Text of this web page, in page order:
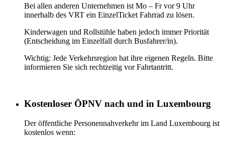
Bei allen anderen Unternehmen ist Mo – Fr vor 9 Uhr
innerhalb des VRT ein EinzelTicket Fahrrad zu lösen.
Kinderwagen und Rollstühle haben jedoch immer Priorität
(Entscheidung im Einzelfall durch Busfahrer/in).
Wichtig: Jede Verkehrsregion hat ihre eigenen Regeln. Bitte
informieren Sie sich rechtzeitig vor Fahrtantritt.
Kostenloser ÖPNV nach und in Luxembourg
Der öffentliche Personennahverkehr im Land Luxembourg ist
kostenlos wenn: